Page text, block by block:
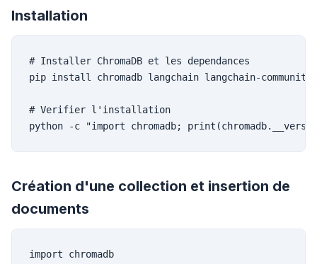
Installation
# Installer ChromaDB et les dependances
pip install chromadb langchain langchain-community
# Verifier l'installation
python -c "import chromadb;
Création d'une collection et insertion de
documents
import chromadb